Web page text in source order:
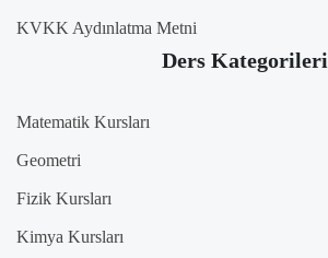
KVKK Aydınlatma Metni
Ders Kategorileri
Matematik Kursları
Geometri
Fizik Kursları
Kimya Kursları